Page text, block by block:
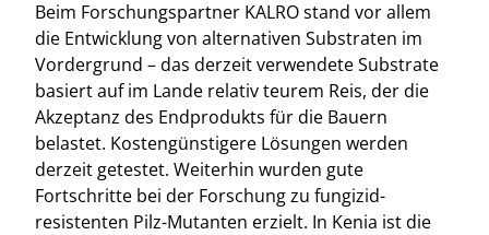
Beim Forschungspartner KALRO stand vor allem
die Entwicklung von alternativen Substraten im
Vordergrund – das derzeit verwendete Substrate
basiert auf im Lande relativ teurem Reis, der die
Akzeptanz des Endprodukts für die Bauern
belastet. Kostengünstigere Lösungen werden
derzeit getestet. Weiterhin wurden gute
Fortschritte bei der Forschung zu fungizid-
resistenten Pilz-Mutanten erzielt. In Kenia ist die